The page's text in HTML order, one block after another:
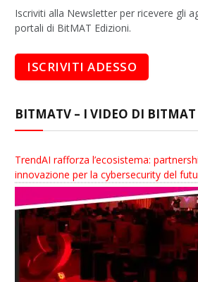
Iscriviti alla Newsletter per ricevere gli
portali di BitMAT Edizioni.
BITMATV – I VIDEO DI BITMAT
TrendAI rafforza l’ecosistema:
innovazione per la cybersecurity del